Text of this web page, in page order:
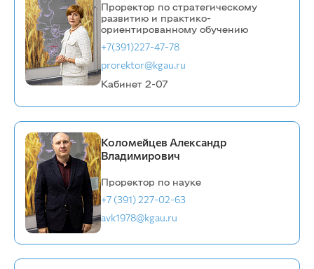
Проректор по стратегическому
развитию и практико-
ориентированному обучению
+7(391)227-47-78
prorektor@kgau.ru
Кабинет 2-07
Коломейцев Александр
Владимирович
Проректор по науке
+7 (391) 227-02-63
avk1978@kgau.ru